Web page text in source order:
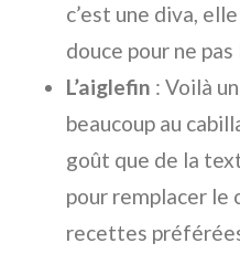
c’est une diva,
douce pour ne pas
L’aiglefin : Voilà
beaucoup au
goût que de la
pour remplacer le
recettes